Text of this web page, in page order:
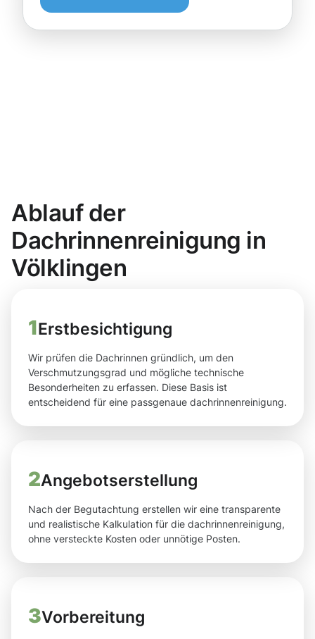
Ablauf der
Dachrinnenreinigung in
Völklingen
1Erstbesichtigung
Wir prüfen die Dachrinnen gründlich, um den
Verschmutzungsgrad und mögliche technische
Besonderheiten zu erfassen. Diese Basis ist
entscheidend für eine passgenaue dachrinnenreinigung.
2Angebotserstellung
Nach der Begutachtung erstellen wir eine transparente
und realistische Kalkulation für die dachrinnenreinigung,
ohne versteckte Kosten oder unnötige Posten.
3Vorbereitung